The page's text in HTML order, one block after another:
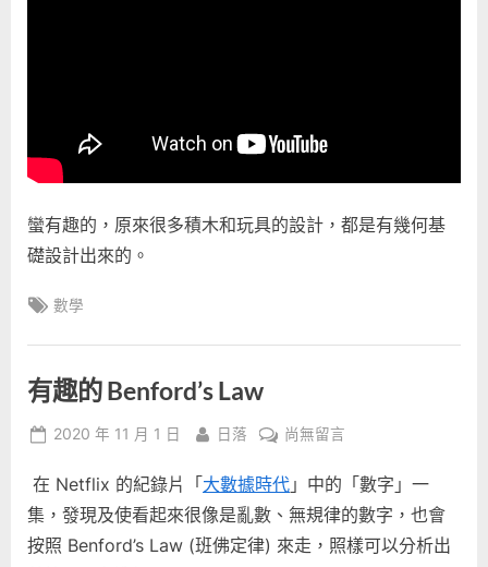
蠻有趣的，原來很多積木和玩具的設計，都是有幾何基
礎設計出來的。
Tags:
數學
有趣的 Benford’s Law
Posted
2020 年 11 月 1 日 By
日落
在
趣
的
Benford’s
Law〉
尚無留言
在 Netflix 的紀錄片「 大數據時代 」中的「數字」一
集，發現及使看起來很像是亂數、無規律的數字，也會
按照 Benford’s Law (班佛定律) 來走，照樣可以分析出